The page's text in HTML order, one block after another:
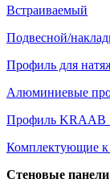
Встраиваемый
Подвесной/
Профиль для
Алюминиевые
Профиль KRAAB
Комплектующие
Стеновые